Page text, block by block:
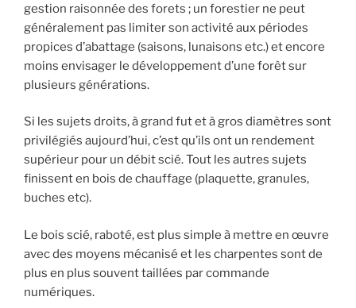
gestion raisonnée des forets ; un forestier ne peut
généralement pas limiter son activité aux périodes
propices d’abattage (saisons, lunaisons etc.) et encore
moins envisager le développement d’une forêt sur
plusieurs générations.
Si les sujets droits, à grand fut et à gros diamètres sont
privilégiés aujourd’hui, c’est qu’ils ont un rendement
supérieur pour un débit scié. Tout les autres sujets
finissent en bois de chauffage (plaquette, granules,
buches etc).
Le bois scié, raboté, est plus simple à mettre en œuvre
avec des moyens mécanisé et les charpentes sont de
plus en plus souvent taillées par commande
numériques.